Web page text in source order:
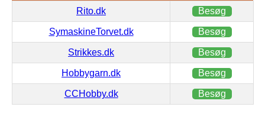
Rito.dk Besøg
SymaskineTorvet.dk Besøg
Strikkes.dk Besøg
Hobbygarn.dk Besøg
CCHobby.dk Besøg